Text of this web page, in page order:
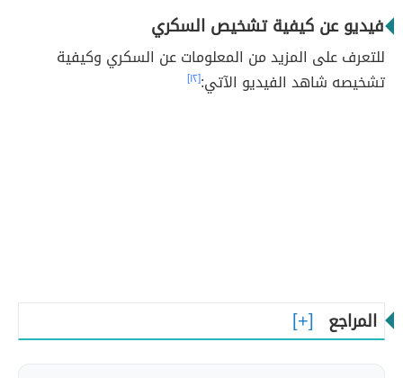
فيديو عن كيفية تشخيص السكري
للتعرف على المزيد من المعلومات عن السكري وكيفية
تشخيصه شاهد الفيديو الآتي:[١٢]
المراجع